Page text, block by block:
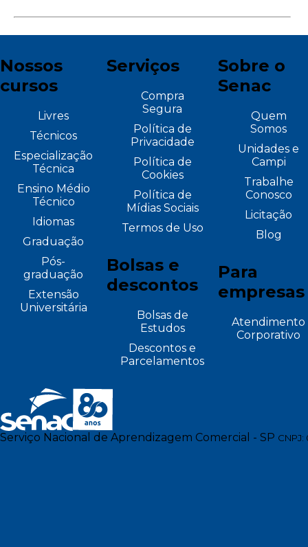
Nossos
cursos
Livres
Técnicos
Especialização
Técnica
Ensino Médio
Técnico
Idiomas
Graduação
Pós-
graduação
Extensão
Universitária
Serviços
Compra
Segura
Política de
Privacidade
Política de
Cookies
Política de
Mídias Sociais
Termos de Uso
Bolsas e
descontos
Bolsas de
Estudos
Descontos e
Parcelamentos
Sobre o
Senac
Quem
Somos
Unidades e
Campi
Trabalhe
Conosco
Licitação
Blog
Para
empresas
Atendimento
Corporativo
Serviço Nacional de Aprendizagem Comercial - SP